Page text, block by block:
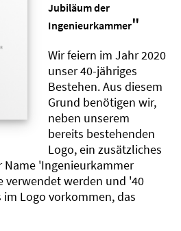
Jubiläum der
Ingenieurkammer"
Wir feiern im Jahr 2020
unser 40-jähriges
Bestehen. Aus diesem
Grund benötigen wir,
neben unserem
bereits bestehenden
Logo, ein zusätzliches
'Ingenieurkammer
verwendet werden und '40
Logo vorkommen, das